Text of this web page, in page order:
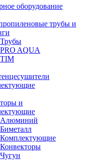
оборудование
трубы и
Трубы
PRO AQUA
TIM
и
Алюминий
Биметалл
Комплектующие
Конвекторы
Чугун